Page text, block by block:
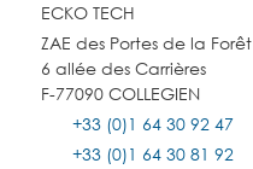
ECKO TECH
ZAE des Portes de la Forêt
6 allée des Carrières
F-77090 COLLEGIEN
+33 (0)1 64 30 92 47
+33 (0)1 64 30 81 92